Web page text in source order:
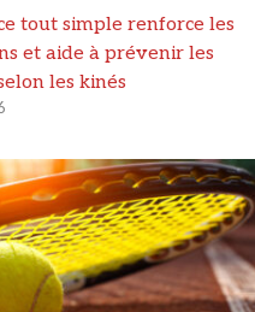
tout simple renforce les
et aide à prévenir les
les kinés